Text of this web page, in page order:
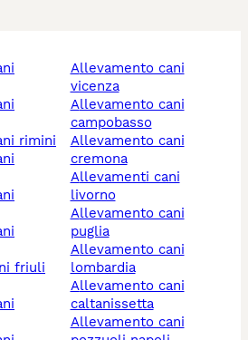
rimini
allevamento cani
vicenza
allevamento cani
campobasso
allevamento cani
cremona
allevamenti cani
livorno
allevamento cani
puglia
allevamento cani
lombardia
allevamento cani
caltanissetta
allevamento cani